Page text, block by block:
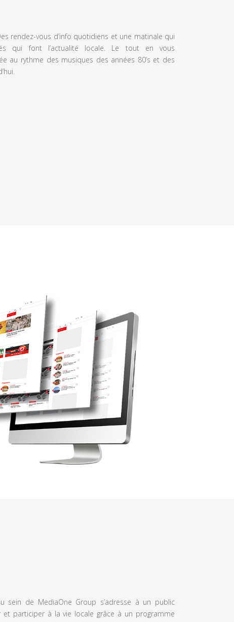
rendez-vous d’info quotidiens et une matinale qui
qui font l’actualité locale. Le tout en vous
au rythme des musiques des années 80’s et des
sein de MediaOne Group s’adresse à un public
et participer à la vie locale grâce à un programme